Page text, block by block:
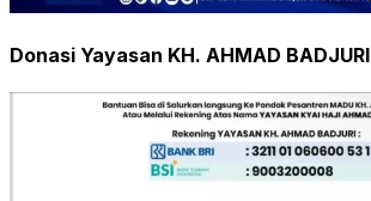
Donasi Yayasan KH. AHMAD BADJURI